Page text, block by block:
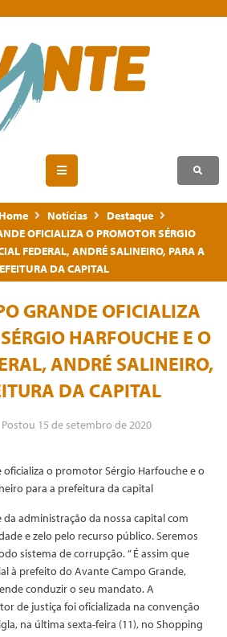
Home Notícias
Destaque
OFICIALIZA O PROMOTOR SÉRGIO
FEDERAL, ANDRÉ SALINEIRO, PARA A
DA CAPITAL
GRANDE OFICIALIZA
HARFOUCHE E O
ANDRÉ SALINEIRO,
DA CAPITAL
Postou 15 de setembro de 2020
administração da nossa capital com
e zelo pelo recurso público. Seremos
sistema de corrupção. ” É assim que
à prefeito do Avante Campo Grande,
conduzir o seu mandato. A
de justiça foi oficializada na convenção
na última sexta-feira (11), no Shopping